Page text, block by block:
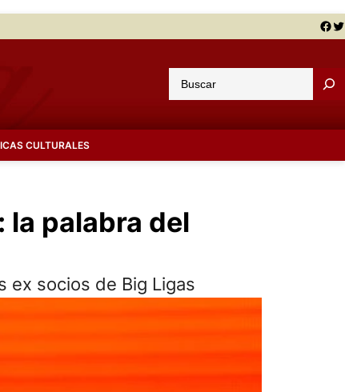
Facebook Twitter
u
a
CULTURALES
la palabra del
ex socios de Big Ligas